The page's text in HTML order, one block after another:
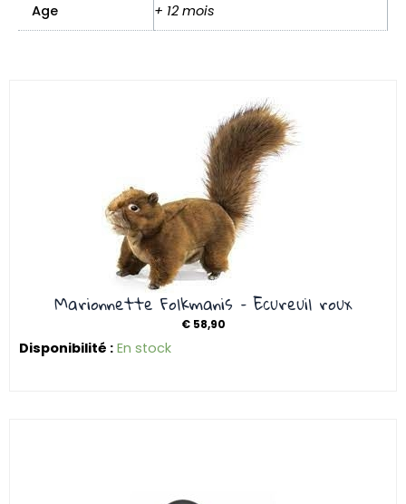
Age + 12 mois
Marionnette Folkmanis – Ecureuil roux
€58,90
Disponibilité : En stock